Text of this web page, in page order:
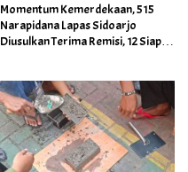
Momentum Kemerdekaan, 515
Narapidana Lapas Sidoarjo
Diusulkan Terima Remisi, 12 Siap